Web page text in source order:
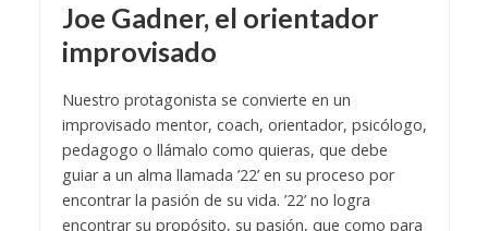
Joe Gadner, el orientador
improvisado
Nuestro protagonista se convierte en un
improvisado mentor, coach, orientador, psicólogo,
pedagogo o llámalo como quieras, que debe
guiar a un alma llamada ’22’ en su proceso por
encontrar la pasión de su vida. ’22’ no logra
encontrar su propósito, su pasión, que como para